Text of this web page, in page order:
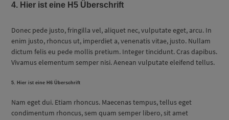
4. Hier ist eine H5 Überschrift
Donec pede justo, fringilla vel, aliquet nec, vulputate eget, arcu. In
enim justo, rhoncus ut, imperdiet a, venenatis vitae, justo. Nullam
dictum felis eu pede mollis pretium. Integer tincidunt. Cras dapibus.
Vivamus elementum semper nisi. Aenean vulputate eleifend tellus.
5. Hier ist eine H6 Überschrift
Nam eget dui. Etiam rhoncus. Maecenas tempus, tellus eget
condimentum rhoncus, sem quam semper libero, sit amet